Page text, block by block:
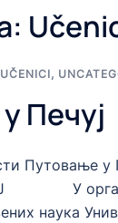
UČENICI,
Печуј
Путовање у
У
наука